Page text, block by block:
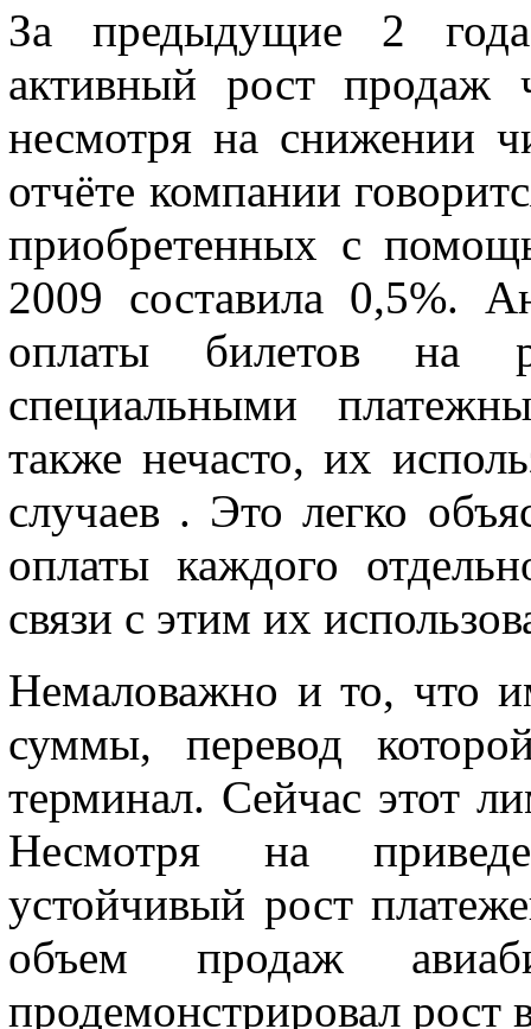
За предыдущие 2
активный рост продаж
несмотря на снижении
отчёте компании
приобретенных с
2009 составила 0,5%.
оплаты билетов на
специальными
также нечасто, их
случаев . Это легко
оплаты каждого
связи с этим их
Немаловажно и то, что
суммы, перевод
терминал. Сейчас этот
Несмотря на
устойчивый рост
объем продаж
продемонстрировал рост